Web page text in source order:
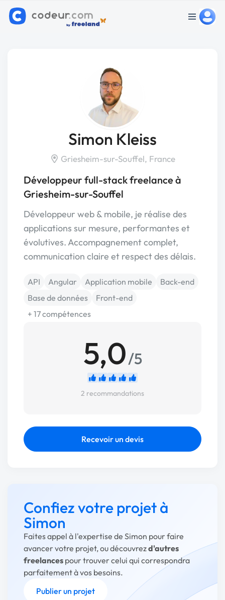
Simon Kleiss
Griesheim-sur-Souffel, France
Développeur full-stack freelance à
Griesheim-sur-Souffel
Développeur web & mobile, je réalise des
applications sur mesure, performantes et
évolutives. Accompagnement complet,
communication claire et respect des délais.
API Angular Application mobile
Back-end
Base de données
Front-end
+ 17 compétences
5,0/5
2 recommandations
Recevoir un devis
Confiez votre projet à
Simon
Faites appel à l'expertise de Simon pour faire
avancer votre projet, ou découvrezd'autres
freelances pour trouver celui qui correspondra
parfaitement à vos besoins.
Publier un projet